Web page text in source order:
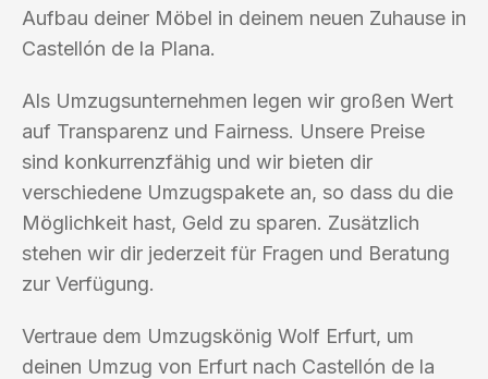
Aufbau deiner Möbel in deinem neuen Zuhause in
Castellón de la Plana.
Als Umzugsunternehmen legen wir großen Wert
auf Transparenz und Fairness. Unsere Preise
sind konkurrenzfähig und wir bieten dir
verschiedene Umzugspakete an, so dass du die
Möglichkeit hast, Geld zu sparen. Zusätzlich
stehen wir dir jederzeit für Fragen und Beratung
zur Verfügung.
Vertraue dem Umzugskönig Wolf Erfurt, um
deinen Umzug von Erfurt nach Castellón de la